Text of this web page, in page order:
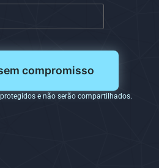
e não serão compartilhados.